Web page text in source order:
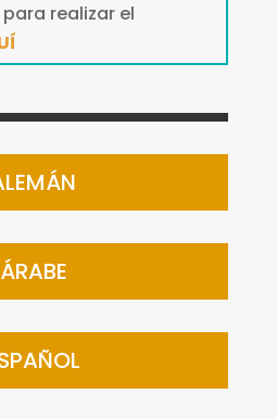
realizar el
ÁRABE